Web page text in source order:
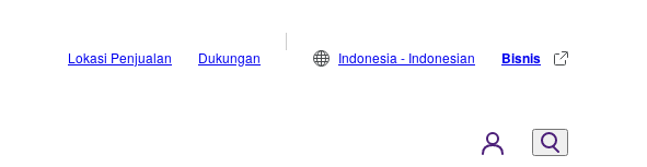
Lokasi Penjualan Dukungan Indonesia - Indonesian Bisnis